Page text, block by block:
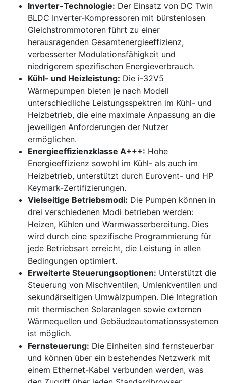
Inverter-Technologie: Der Einsatz von DC Twin
BLDC Inverter-Kompressoren mit bürstenlosen
Gleichstrommotoren führt zu einer
herausragenden Gesamtenergieeffizienz,
verbesserter Modulationsfähigkeit und
niedrigerem spezifischen Energieverbrauch.
Kühl- und Heizleistung: Die i-32V5
Wärmepumpen bieten je nach Modell
unterschiedliche Leistungsspektren im Kühl- und
Heizbetrieb, die eine maximale Anpassung an die
jeweiligen Anforderungen der Nutzer
ermöglichen.
Energieeffizienzklasse A+++: Hohe
Energieeffizienz sowohl im Kühl- als auch im
Heizbetrieb, unterstützt durch Eurovent- und HP
Keymark-Zertifizierungen.
Vielseitige Betriebsmodi: Die Pumpen können in
drei verschiedenen Modi betrieben werden:
Heizen, Kühlen und Warmwasserbereitung. Dies
wird durch eine spezifische Programmierung für
jede Betriebsart erreicht, die Leistung in allen
Bedingungen optimiert.
Erweiterte Steuerungsoptionen: Unterstützt die
Steuerung von Mischventilen, Umlenkventilen und
sekundärseitigen Umwälzpumpen. Die Integration
mit thermischen Solaranlagen sowie externen
Wärmequellen und Gebäudeautomationssystemen
ist möglich.
Fernsteuerung: Die Einheiten sind fernsteuerbar
und können über ein bestehendes Netzwerk mit
einem Ethernet-Kabel verbunden werden, was